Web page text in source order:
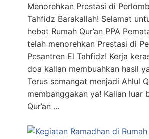
Menorehkan Prestasi di
Tahfidz Barakallah! Selamat
hebat Rumah Qur’an PPA
telah menorehkan Prestasi di
Pesantren El Tahfidz! Kerja
doa kalian membuahkan hasil
Terus semangat menjadi Ahlul
membanggakan ya! Kalian luar
Qur’an …